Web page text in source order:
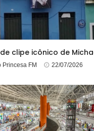
Princesa FM 22/07/2026